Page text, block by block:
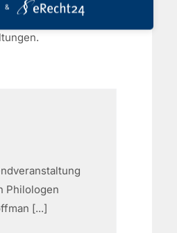
Themen
Philologen
[...]
&